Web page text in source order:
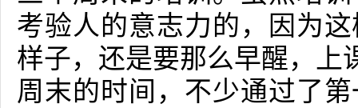
考验人的意志力的，因为
样子，还是要那么早醒，上
周末的时间，不少通过了